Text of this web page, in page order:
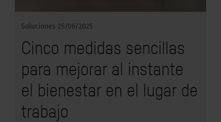
Soluciones 25/06/2025
Cinco medidas sencillas
para mejorar al instante
el bienestar en el lugar de
trabajo